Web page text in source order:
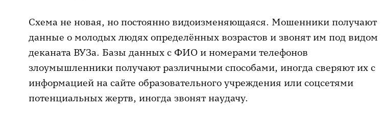
Схема не новая, но постоянно видоизменяющаяся. Мошенники получают
данные о молодых людях определённых возрастов и звонят им под видом
деканата ВУЗа. Базы данных с ФИО и номерами телефонов
злоумышленники получают различными способами, иногда сверяют их с
информацией на сайте образовательного учреждения или соцсетями
потенциальных жертв, иногда звонят наудачу.